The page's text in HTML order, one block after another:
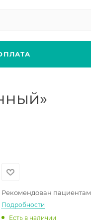
Рекомендован пациентам
Подробности
Есть в наличии